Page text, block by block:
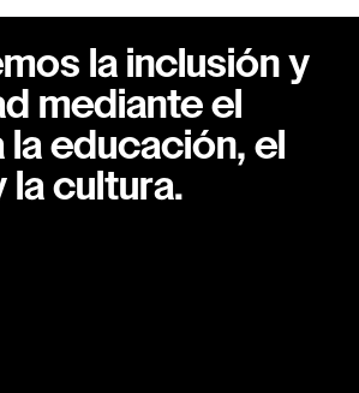
la inclusión y
mediante el
educación, el
la cultura.